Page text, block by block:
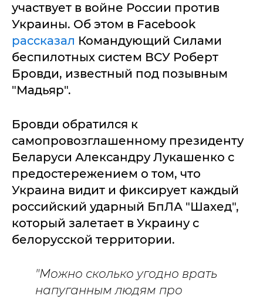
участвует в войне России против
Украины. Об этом в Facebook
рассказал Командующий Силами
беспилотных систем ВСУ Роберт
Бровди, известный под позывным
"Мадьяр".
Бровди обратился к
самопровозглашенному президенту
Беларуси Александру Лукашенко с
предостережением о том, что
Украина видит и фиксирует каждый
российский ударный БпЛА "Шахед",
который залетает в Украину с
белорусской территории.
"Можно сколько угодно врать
напуганным людям про